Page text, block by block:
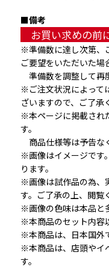
■備考
お買い求めの前
※準備数に達し次第、
ご要望をいただいた場
準備数を調整して再
※ご注文状況によって
ざいますので、ご了承
※本ページに掲載され
す。
商品仕様等は予告な
※画像はイメージです
ります。
※画像は試作品の為、
す。ご了承の上、閲覧
※画像の色味は本品と
※本商品のセット内容
※本商品は、日本国外
※本商品は、店頭やイ
す。